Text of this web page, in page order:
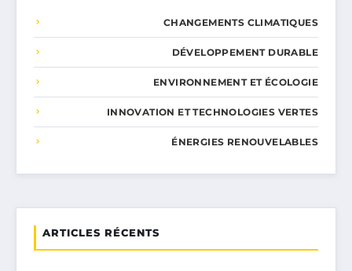
CHANGEMENTS CLIMATIQUES
DÉVELOPPEMENT DURABLE
ENVIRONNEMENT ET ÉCOLOGIE
INNOVATION ET TECHNOLOGIES VERTES
ÉNERGIES RENOUVELABLES
ARTICLES RÉCENTS